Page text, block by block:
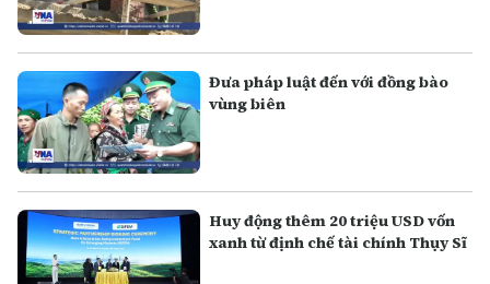
Đưa pháp luật đến với đồng bào
vùng biên
Huy động thêm 20 triệu USD vốn
xanh từ định chế tài chính Thụy Sĩ